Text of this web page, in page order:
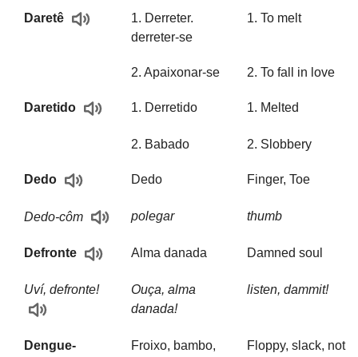
Daretê
1. Derreter.
derreter-se
1. To melt
2. Apaixonar-se 2. To fall in love
Daretido 1. Derretido 1. Melted
2. Babado 2. Slobbery
Dedo Dedo Finger, Toe
Dedo-côm polegar thumb
Defronte Alma danada Damned soul
Uví, defronte!
Ouça, alma
danada!
listen, dammit!
Dengue-
Froixo, bambo,
Floppy, slack, not